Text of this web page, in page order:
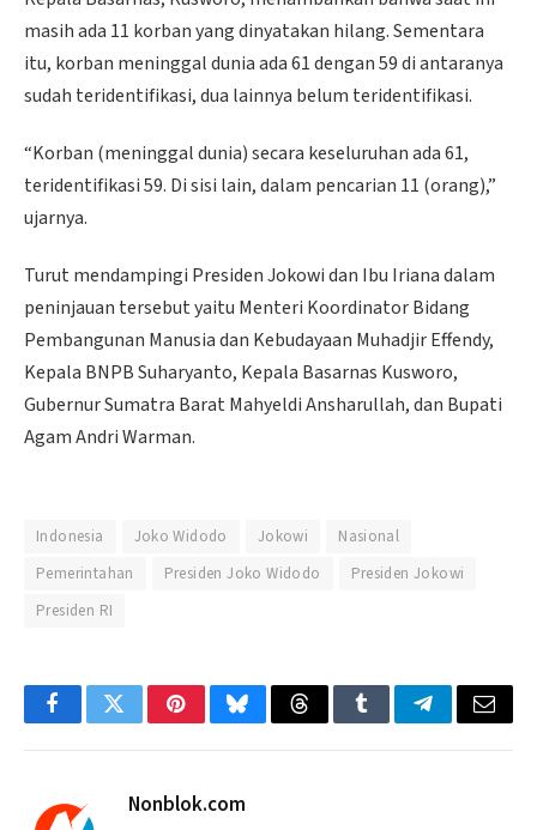
masih ada 11 korban yang dinyatakan hilang. Sementara
itu, korban meninggal dunia ada 61 dengan 59 di antaranya
sudah teridentifikasi, dua lainnya belum teridentifikasi.
“Korban (meninggal dunia) secara keseluruhan ada 61,
teridentifikasi 59. Di sisi lain, dalam pencarian 11 (orang),”
ujarnya.
Turut mendampingi Presiden Jokowi dan Ibu Iriana dalam
peninjauan tersebut yaitu Menteri Koordinator Bidang
Pembangunan Manusia dan Kebudayaan Muhadjir Effendy,
Kepala BNPB Suharyanto, Kepala Basarnas Kusworo,
Gubernur Sumatra Barat Mahyeldi Ansharullah, dan Bupati
Agam Andri Warman.
Indonesia Joko Widodo Jokowi
Nasional
Pemerintahan
Presiden Joko Widodo
Presiden Jokowi
Presiden RI
FacebookTwitterPinterestBlueskyThreadsTumblrTelegramEmail
Nonblok.com